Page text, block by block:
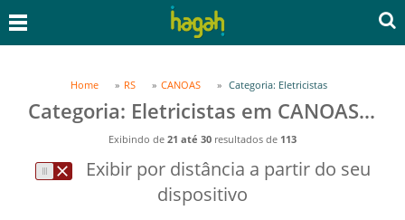
Home RS CANOAS Categoria: Eletricistas
Categoria: Eletricistas em CANOAS, RS
Exibindo de 21 até 30 resultados de 113
Exibir por distância a partir do seu
dispositivo